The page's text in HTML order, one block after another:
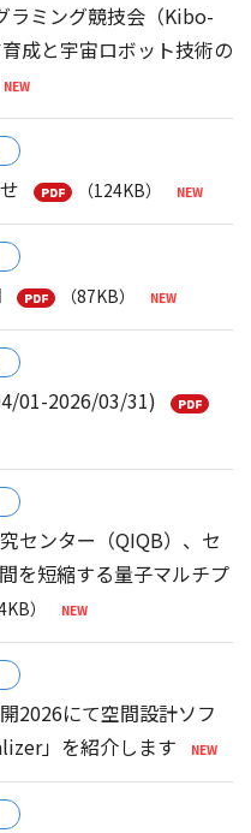
ラミング競技会（Kibo-
成と宇宙ロボット技術の
（124KB）
（87KB）
01-2026/03/31)
センター（QIQB）、セ
を短縮する量子マルチプ
）
2026にて空間設計ソフ
」を紹介します